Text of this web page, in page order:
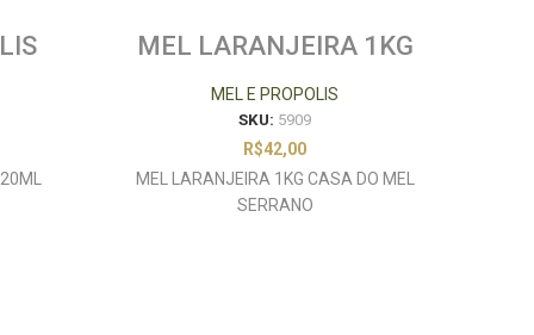
MEL LARANJEIRA 1KG
MEL E PROPOLIS
SKU: 5909
R$42,00
MEL LARANJEIRA 1KG CASA DO MEL
SERRANO